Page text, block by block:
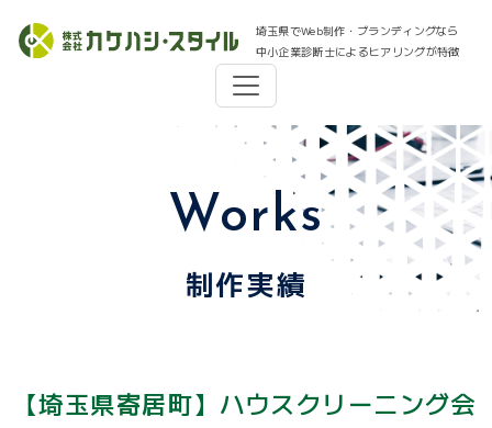
埼玉県でWeb制作・ブランディングなら
中小企業診断士によるヒアリングが特徴
Works
制作実績
【埼玉県寄居町】ハウスクリーニング会